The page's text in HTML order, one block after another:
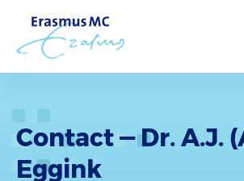
Contact — Dr. A.J.
Eggink